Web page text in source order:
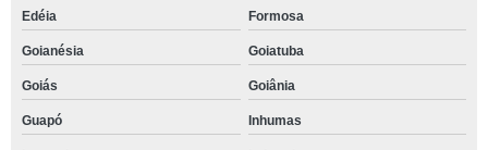
Edéia Formosa
Goianésia Goiatuba
Goiás Goiânia
Guapó Inhumas